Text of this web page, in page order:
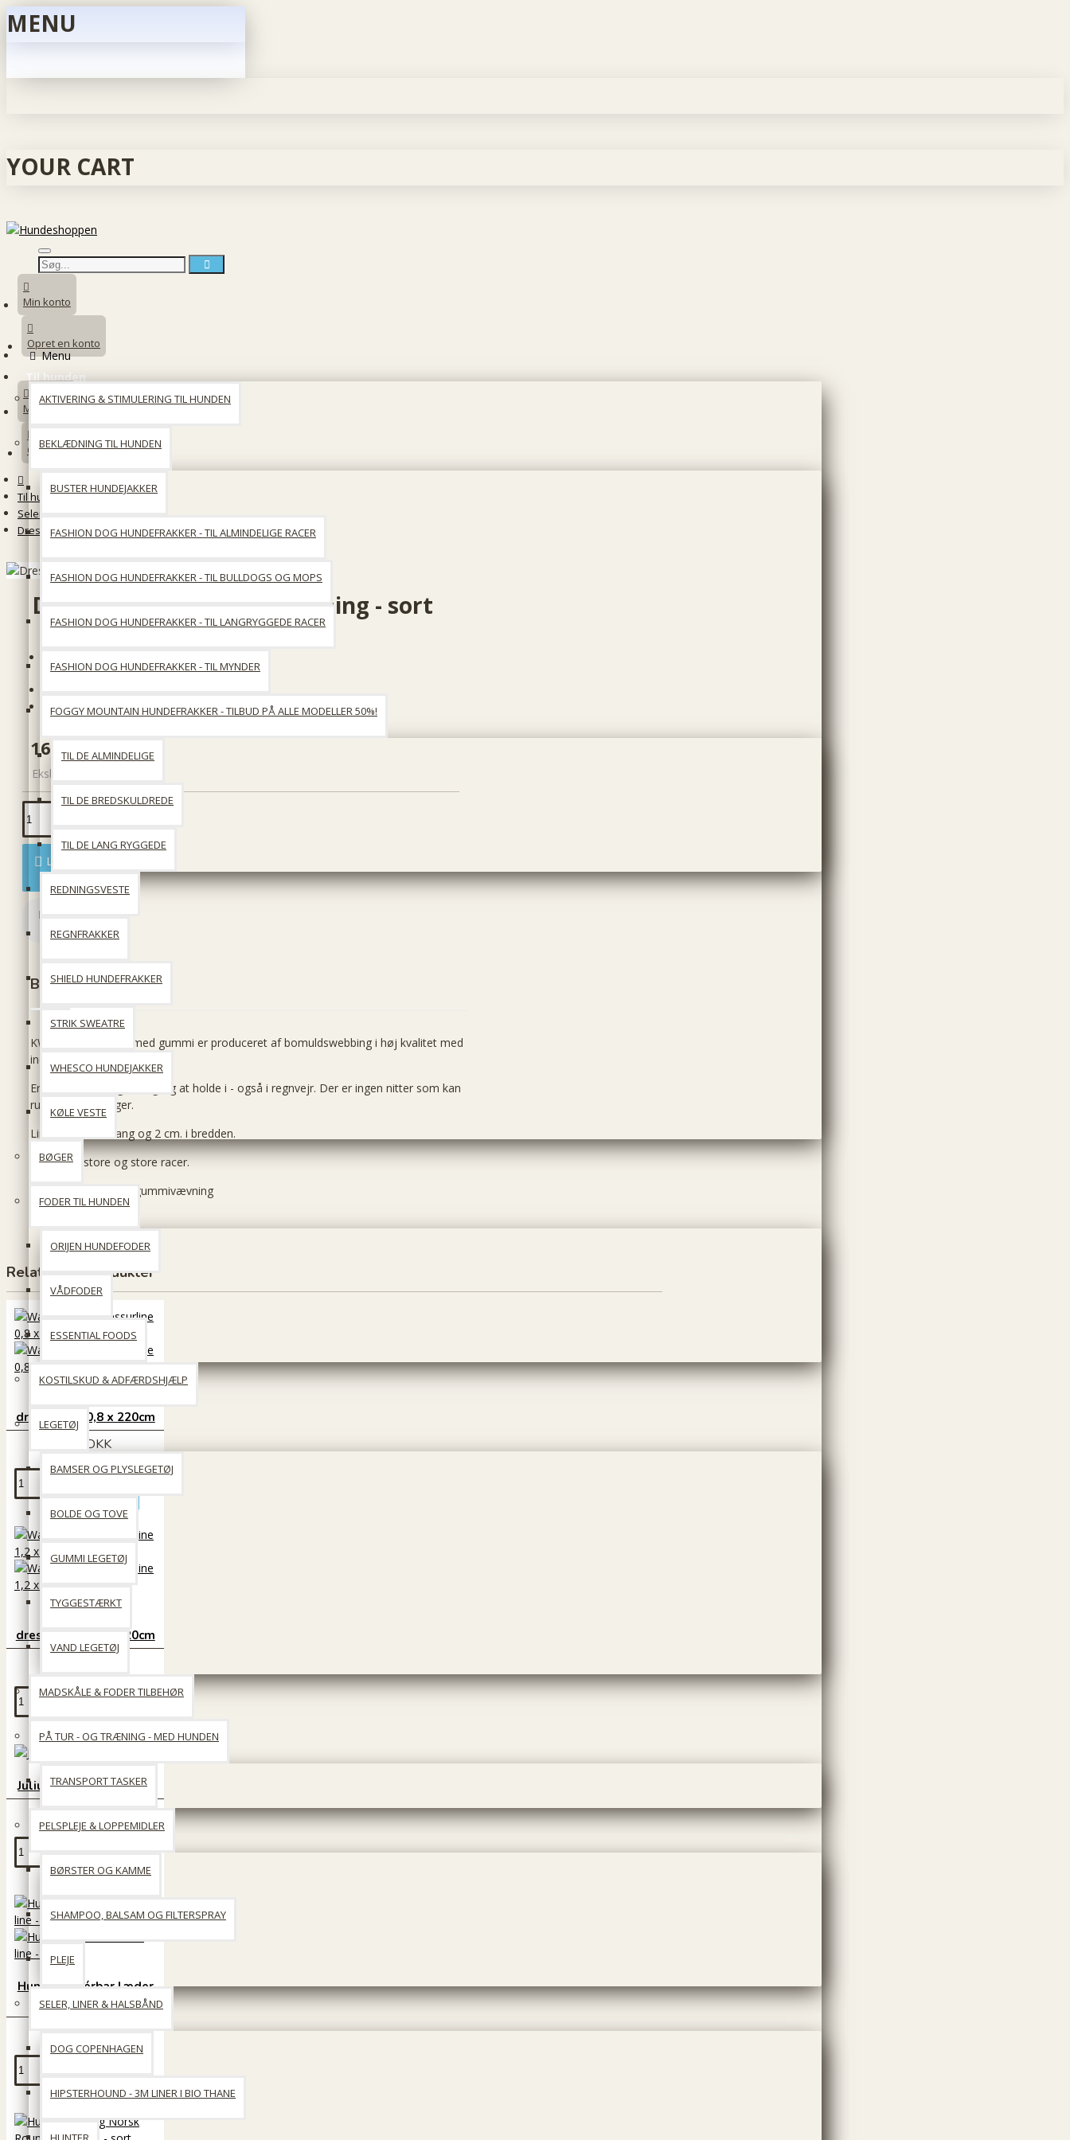
MENU
YOUR CART
Min konto
Opret en konto
Menu
Til hunden
AKTIVERING & STIMULERING TIL HUNDEN
BEKLÆDNING TIL HUNDEN
BUSTER HUNDEJAKKER
FASHION DOG HUNDEFRAKKER - TIL ALMINDELIGE RACER
FASHION DOG HUNDEFRAKKER - TIL BULLDOGS OG MOPS
FASHION DOG HUNDEFRAKKER - TIL LANGRYGGEDE RACER
FASHION DOG HUNDEFRAKKER - TIL MYNDER
FOGGY MOUNTAIN HUNDEFRAKKER - TILBUD PÅ ALLE MODELLER 50%!
TIL DE ALMINDELIGE
TIL DE BREDSKULDREDE
TIL DE LANG RYGGEDE
REDNINGSVESTE
REGNFRAKKER
SHIELD HUNDEFRAKKER
STRIK SWEATRE
WHESCO HUNDEJAKKER
KØLE VESTE
BØGER
FODER TIL HUNDEN
ORIJEN HUNDEFODER
VÅDFODER
ESSENTIAL FOODS
KOSTILSKUD & ADFÆRDSHJÆLP
LEGETØJ
BAMSER OG PLYSLEGETØJ
BOLDE OG TOVE
GUMMI LEGETØJ
TYGGESTÆRKT
VAND LEGETØJ
MADSKÅLE & FODER TILBEHØR
PÅ TUR - OG TRÆNING - MED HUNDEN
TRANSPORT TASKER
PELSPLEJE & LOPPEMIDLER
BØRSTER OG KAMME
SHAMPOO, BALSAM OG FILTERSPRAY
PLEJE
SELER, LINER & HALSBÅND
DOG COPENHAGEN
HIPSTERHOUND - 3M LINER I BIO THANE
Min konto
Opret en konto
Til hunden
Seler, Liner & Halsbånd
Dressurline med gummisyning - sort
Dressurline med gummisyning - sort
169 DKK
Ekskl. moms: 135 DKK
Produktkode:: KW dressurline med gummisyning 220X2cm.
Læg i kurv
Beskrivelse
KW GO Dressurline med gummi er produceret af bomuldswebbing i høj kvalitet med
indvævede gummistrenge.
Er "skridsikker" og behagelig at holde i - også i regnvejr. Der er ingen nitter som kan
ruste - kun syninger.
Linen er 220cm lang og 2 cm. i bredden.
Til mellemstore og store racer.
Farve: sort med grå gummivævning
Relaterede produkter
dressurline 0,8 x 220cm
319 DKK
dressurline 1,2 x 220cm
Julius K9 supergrip line
Hunter justérbar læder
line - brun